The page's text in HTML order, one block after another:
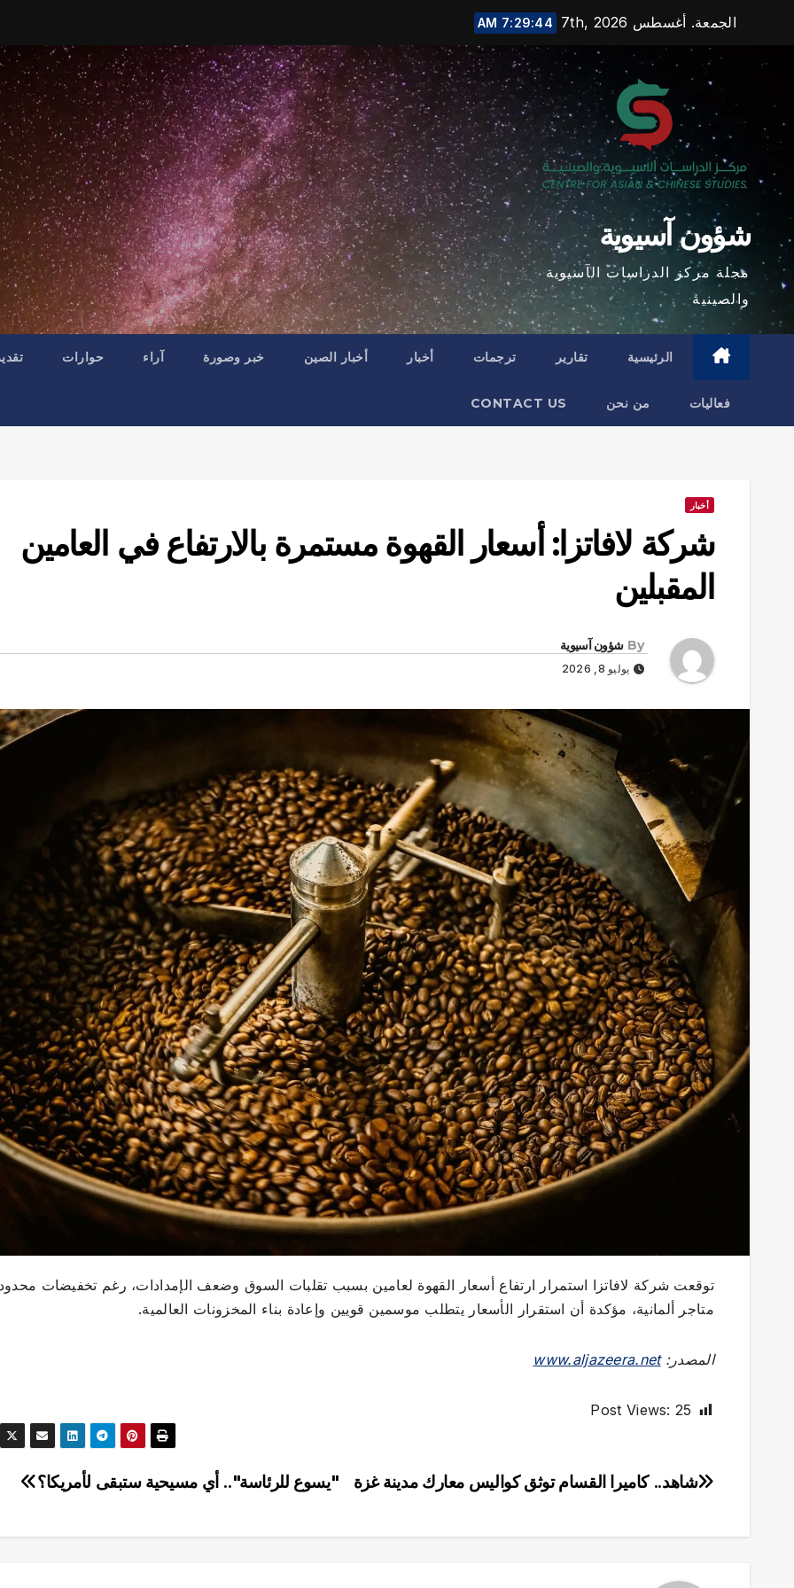
content
الجمعة. أغسطس 7th, 2026 7:29:46 AM
شؤون آسيوية
مجلة مركز الدراسات الآسيوية
والصينية
الرئيسية تقارير ترجمات أخبار أخبار الصين خبر وصورة آراء حوارات
فعاليات من نحن CONTACT US
أخبار
شركة لافاتزا: أسعار القهوة مستمرة بالارتفاع في العامين
المقبلين
By شؤون آسيوية
يوليو 8, 2026
توقعت شركة لافاتزا استمرار ارتفاع أسعار القهوة لعامين بسبب تقلبات السوق وضعف الإمدادات، رغم تخفيضات
متاجر ألمانية، مؤكدة أن استقرار الأسعار يتطلب موسمين قويين وإعادة بناء المخزونات العالمية.
المصدر:www.aljazeera.net
Post Views: 25
تصفّح
"يسوع للرئاسة".. أي مسيحية ستبقى لأمريكا؟ شاهد.. كاميرا القسام توثق كواليس معارك مدينة غزة